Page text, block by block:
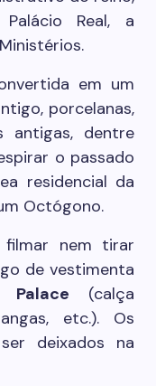
Real, a
em um
porcelanas,
antigas, dentre
o passado
residencial da
Octógono.
filmar nem tirar
de vestimenta
Palace (calça
etc.). Os
deixados na